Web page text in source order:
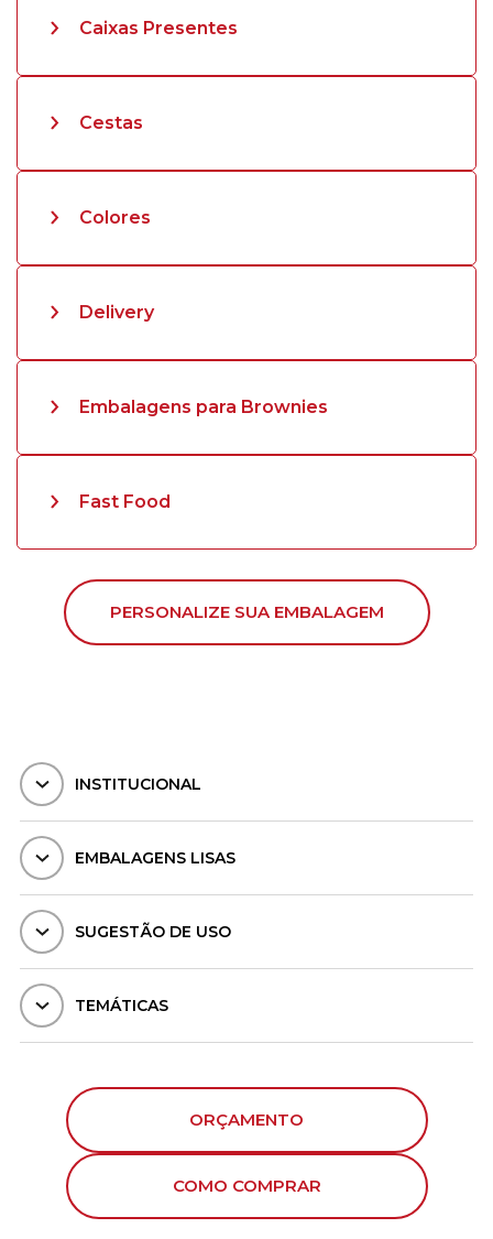
Caixas Presentes
Cestas
Colores
Delivery
Embalagens para Brownies
Fast Food
PERSONALIZE SUA EMBALAGEM
INSTITUCIONAL
EMBALAGENS LISAS
SUGESTÃO DE USO
TEMÁTICAS
ORÇAMENTO
COMO COMPRAR